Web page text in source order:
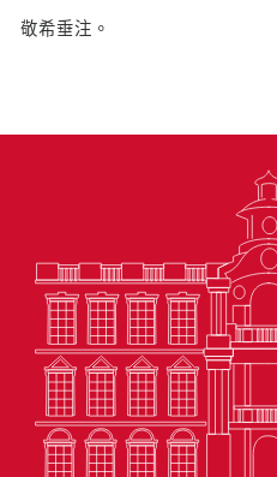
敬希垂注。